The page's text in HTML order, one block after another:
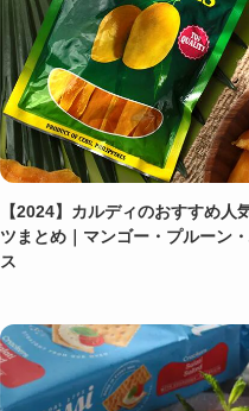
【2024】カルディのおすすめ人
ツまとめ｜マンゴー・プルーン
ス